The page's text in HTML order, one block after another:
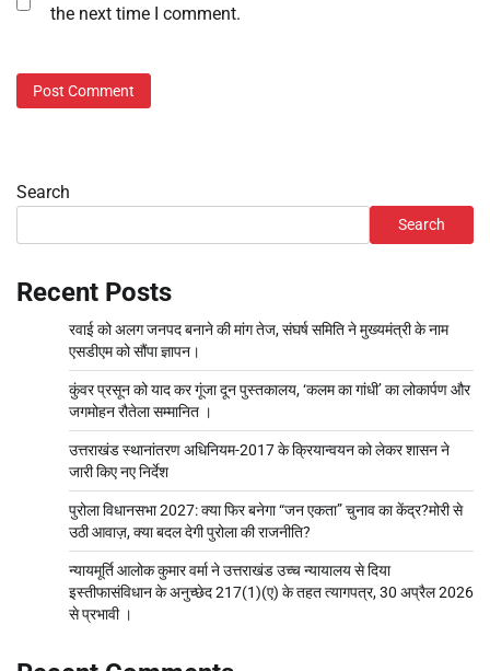
the next time I comment.
Search
Search
Recent Posts
रवाई को अलग जनपद बनाने की मांग तेज, संघर्ष समिति ने मुख्यमंत्री के नाम
एसडीएम को सौंपा ज्ञापन।
कुंवर प्रसून को याद कर गूंजा दून पुस्तकालय, ‘कलम का गांधी’ का लोकार्पण और
जगमोहन रौतेला सम्मानित ।
उत्तराखंड स्थानांतरण अधिनियम-2017 के क्रियान्वयन को लेकर शासन ने
जारी किए नए निर्देश
पुरोला विधानसभा 2027: क्या फिर बनेगा “जन एकता” चुनाव का केंद्र?मोरी से
उठी आवाज़, क्या बदल देगी पुरोला की राजनीति?
न्यायमूर्ति आलोक कुमार वर्मा ने उत्तराखंड उच्च न्यायालय से दिया
इस्तीफासंविधान के अनुच्छेद 217(1)(ए) के तहत त्यागपत्र, 30 अप्रैल 2026
से प्रभावी ।